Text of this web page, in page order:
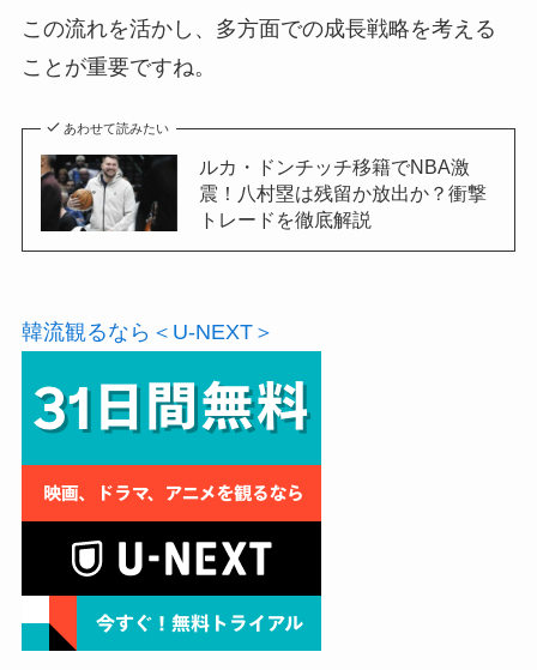
この流れを活かし、多方面での成長戦略を考える
ことが重要ですね。
あわせて読みたい
ルカ・ドンチッチ移籍でNBA激
震！八村塁は残留か放出か？衝撃
トレードを徹底解説
韓流観るなら＜U-NEXT＞